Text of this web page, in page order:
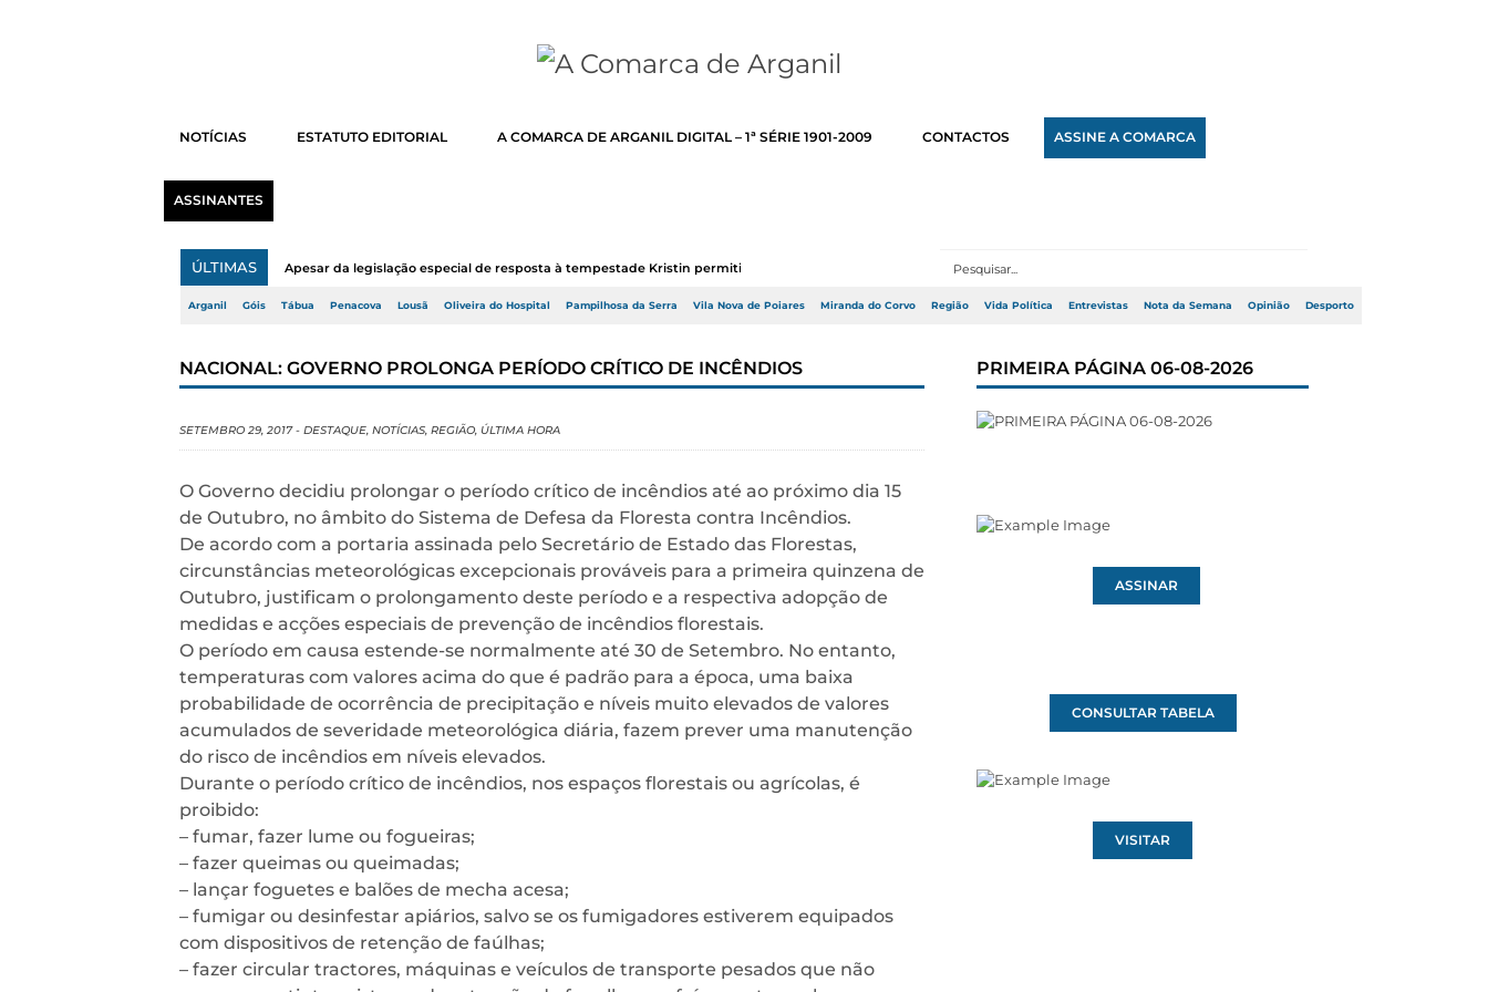
NOTÍCIAS ESTATUTO EDITORIAL A COMARCA DE ARGANIL DIGITAL – 1ª SÉRIE 1901-2009 CONTACTOS ASSINE A COMARCA
ASSINANTES
ÚLTIMAS Apesar da legislação especial de resposta à tempestade Kristin permitir a adj...
Arganil Góis Tábua Penacova Lousã Oliveira do Hospital Pampilhosa da Serra Vila Nova de Poiares Miranda do Corvo Região Vida Política Entrevistas Nota da Semana Opinião Desporto
NACIONAL: GOVERNO PROLONGA PERÍODO CRÍTICO DE INCÊNDIOS
SETEMBRO 29, 2017 - DESTAQUE, NOTÍCIAS, REGIÃO, ÚLTIMA HORA
O Governo decidiu prolongar o período crítico de incêndios até ao próximo dia 15
de Outubro, no âmbito do Sistema de Defesa da Floresta contra Incêndios.
De acordo com a portaria assinada pelo Secretário de Estado das Florestas,
circunstâncias meteorológicas excepcionais prováveis para a primeira quinzena de
Outubro, justificam o prolongamento deste período e a respectiva adopção de
medidas e acções especiais de prevenção de incêndios florestais.
O período em causa estende-se normalmente até 30 de Setembro. No entanto,
temperaturas com valores acima do que é padrão para a época, uma baixa
probabilidade de ocorrência de precipitação e níveis muito elevados de valores
acumulados de severidade meteorológica diária, fazem prever uma manutenção
do risco de incêndios em níveis elevados.
Durante o período crítico de incêndios, nos espaços florestais ou agrícolas, é
proibido:
– fumar, fazer lume ou fogueiras;
– fazer queimas ou queimadas;
– lançar foguetes e balões de mecha acesa;
– fumigar ou desinfestar apiários, salvo se os fumigadores estiverem equipados
com dispositivos de retenção de faúlhas;
– fazer circular tractores, máquinas e veículos de transporte pesados que não
PRIMEIRA PÁGINA 06-08-2026
ASSINAR
CONSULTAR TABELA
VISITAR